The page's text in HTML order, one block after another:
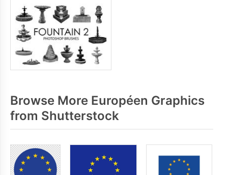
Browse More Européen Graphics
from Shutterstock